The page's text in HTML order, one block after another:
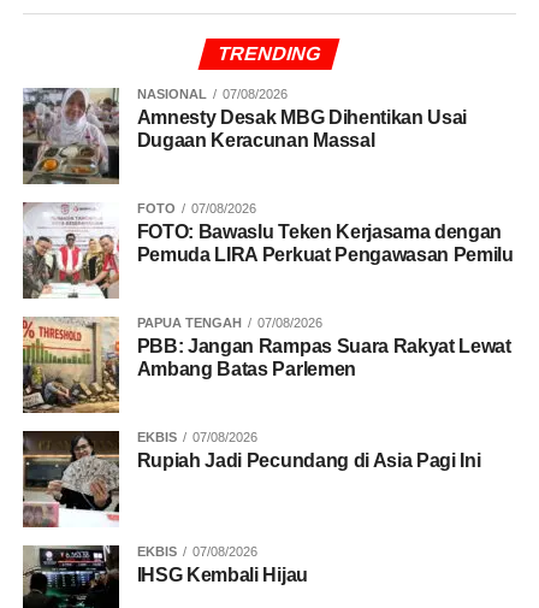
TRENDING
NASIONAL 07/08/2026
Amnesty Desak MBG Dihentikan Usai
Dugaan Keracunan Massal
FOTO 07/08/2026
FOTO: Bawaslu Teken Kerjasama dengan
Pemuda LIRA Perkuat Pengawasan Pemilu
PAPUA TENGAH 07/08/2026
PBB: Jangan Rampas Suara Rakyat Lewat
Ambang Batas Parlemen
EKBIS 07/08/2026
Rupiah Jadi Pecundang di Asia Pagi Ini
EKBIS 07/08/2026
IHSG Kembali Hijau